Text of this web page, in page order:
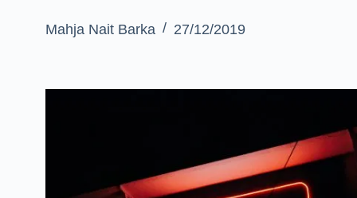
Mahja Nait Barka 27/12/2019